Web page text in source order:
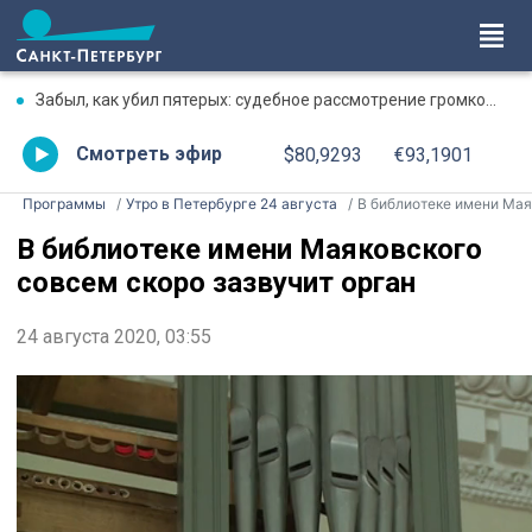
Забыл, как убил пятерых: судебное рассмотрение громкого дела о массовом убийстве в Липной Горке приостановлено
Смотреть эфир $80,9293 €93,1901
Программы Утро в Петербурге 24 августа В библиотеке имени Маяковского совсем скоро зазвучит орган
В библиотеке имени Маяковского
совсем скоро зазвучит орган
24 августа 2020, 03:55